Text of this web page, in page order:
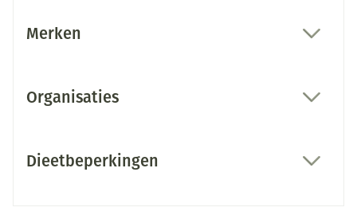
Merken
Organisaties
Dieetbeperkingen